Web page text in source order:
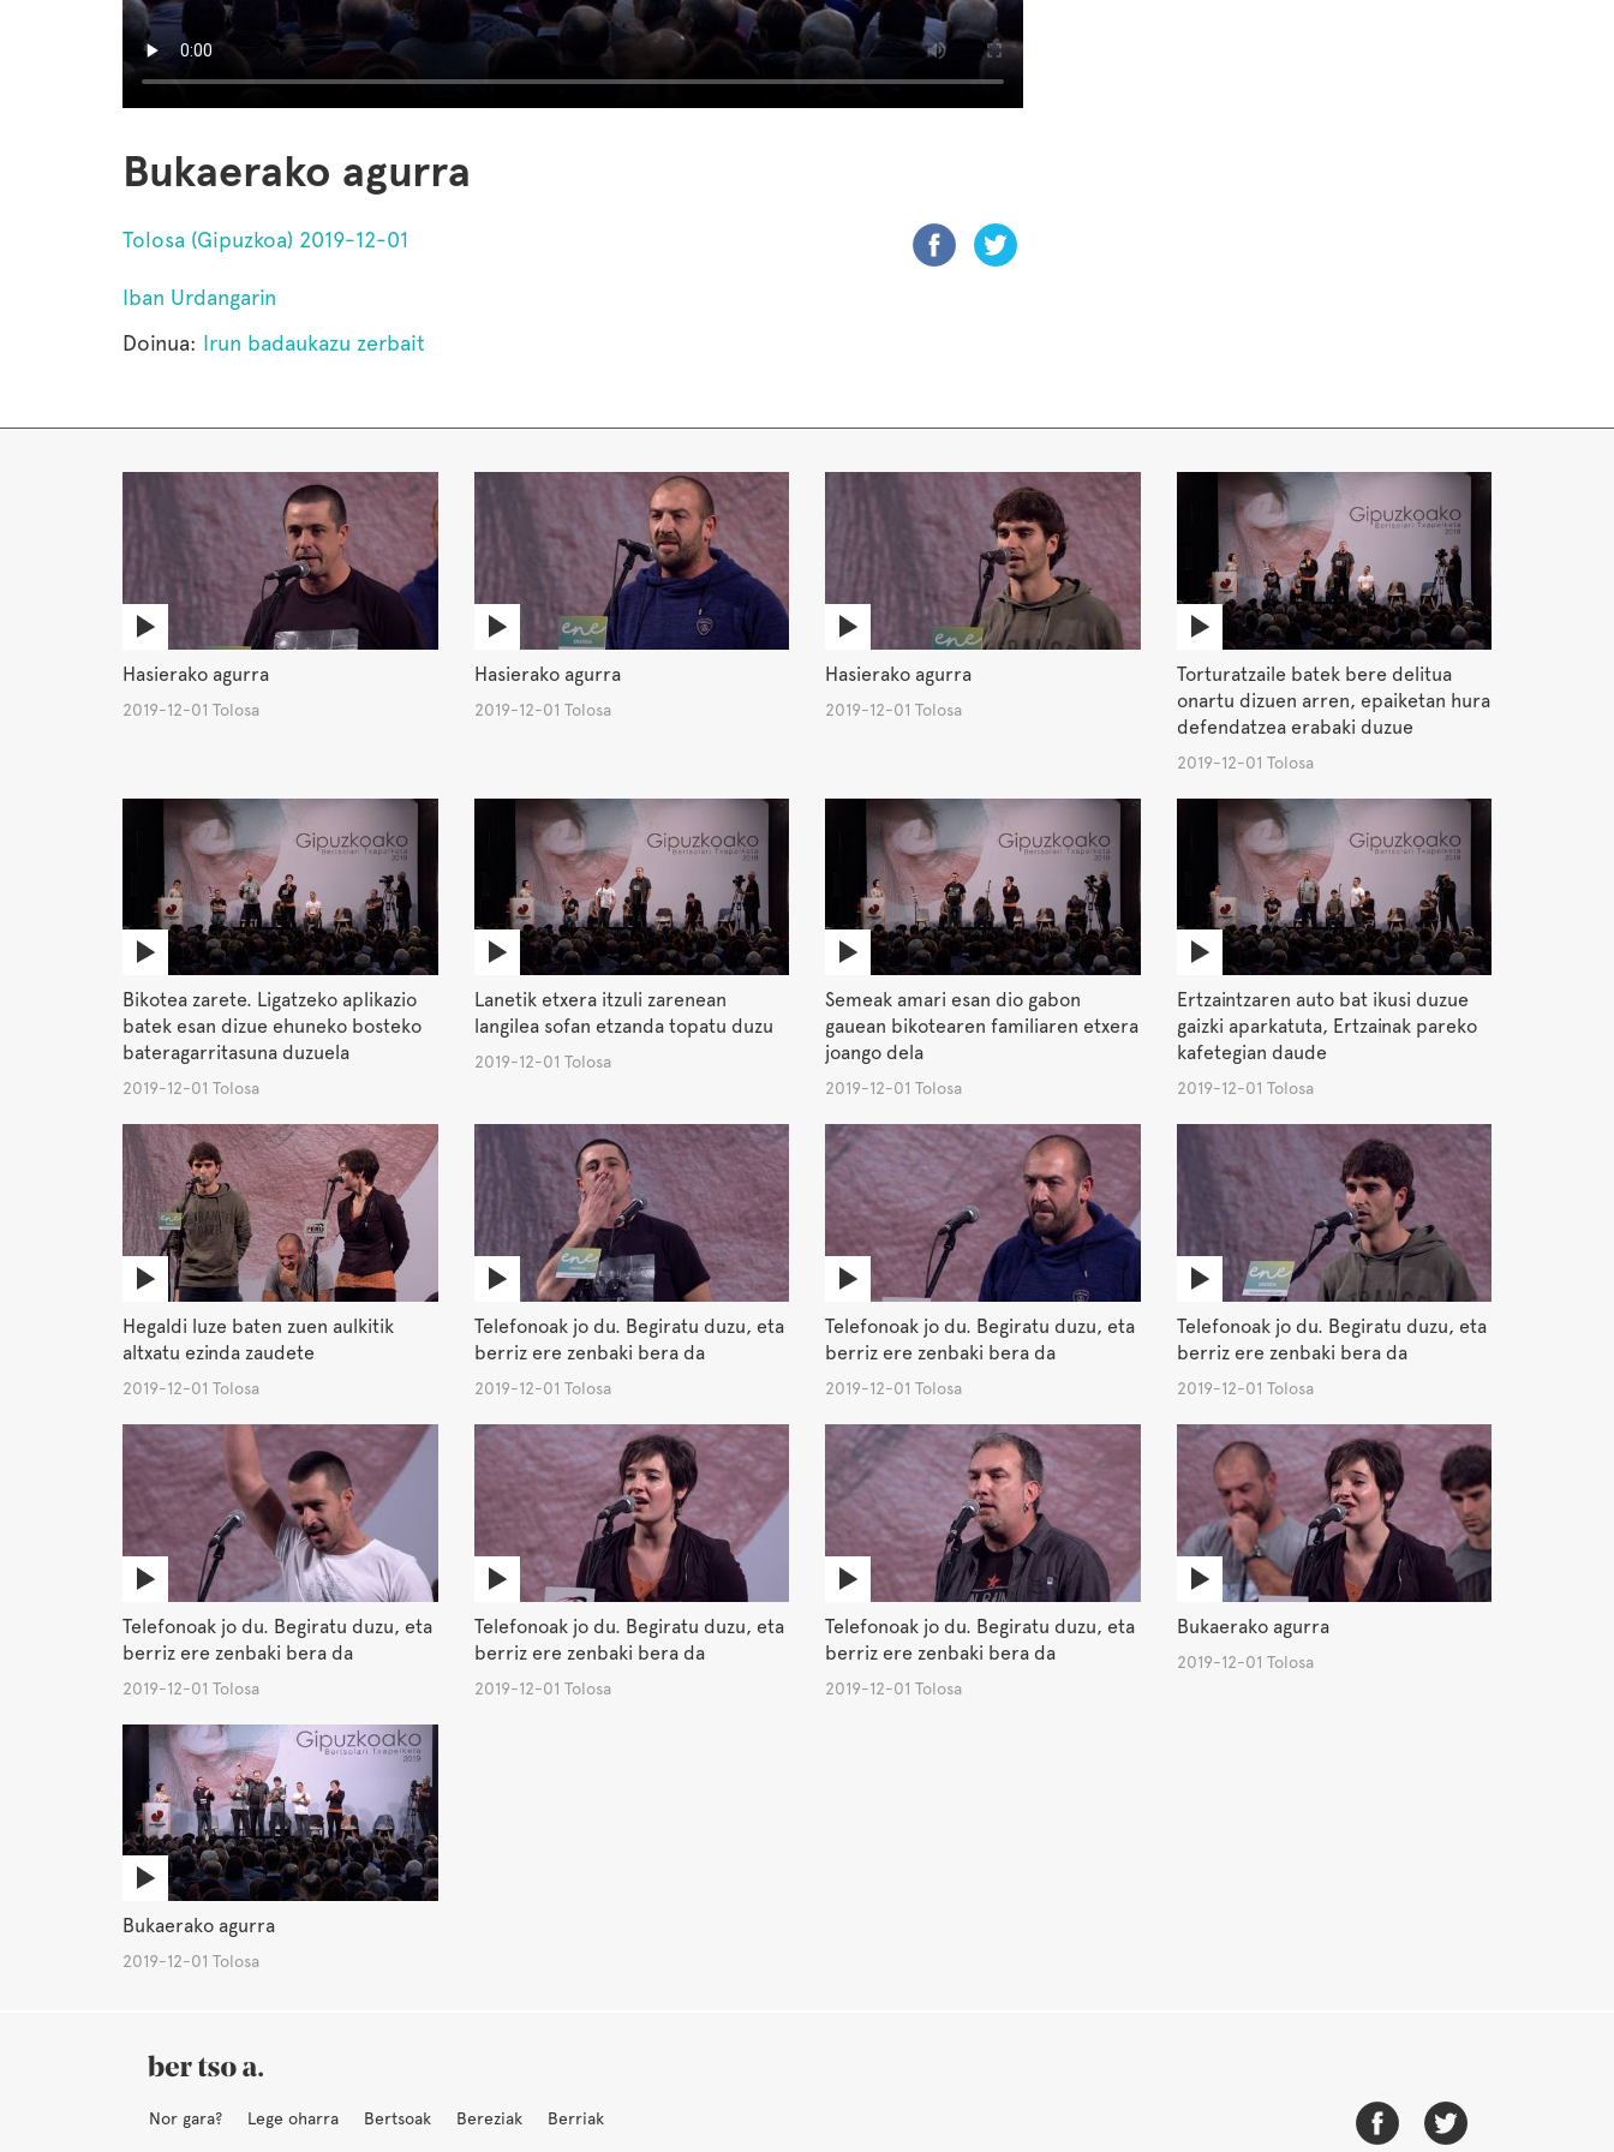
Bukaerako agurra
Tolosa (Gipuzkoa) 2019-12-01
Iban Urdangarin
Doinua: Irun badaukazu zerbait
Hasierako agurra
2019-12-01 Tolosa
Hasierako agurra
2019-12-01 Tolosa
Hasierako agurra
2019-12-01 Tolosa
Torturatzaile batek bere delitua
onartu dizuen arren, epaiketan hura
defendatzea erabaki duzue
2019-12-01 Tolosa
Bikotea zarete. Ligatzeko aplikazio
batek esan dizue ehuneko bosteko
bateragarritasuna duzuela
2019-12-01 Tolosa
Lanetik etxera itzuli zarenean
langilea sofan etzanda topatu duzu
2019-12-01 Tolosa
Semeak amari esan dio gabon
gauean bikotearen familiaren etxera
joango dela
2019-12-01 Tolosa
Ertzaintzaren auto bat ikusi duzue
gaizki aparkatuta, Ertzainak pareko
kafetegian daude
2019-12-01 Tolosa
Hegaldi luze baten zuen aulkitik
altxatu ezinda zaudete
2019-12-01 Tolosa
Telefonoak jo du. Begiratu duzu, eta
berriz ere zenbaki bera da
2019-12-01 Tolosa
Telefonoak jo du. Begiratu duzu, eta
berriz ere zenbaki bera da
2019-12-01 Tolosa
Telefonoak jo du. Begiratu duzu, eta
berriz ere zenbaki bera da
2019-12-01 Tolosa
Telefonoak jo du. Begiratu duzu, eta
berriz ere zenbaki bera da
2019-12-01 Tolosa
Telefonoak jo du. Begiratu duzu, eta
berriz ere zenbaki bera da
2019-12-01 Tolosa
Telefonoak jo du. Begiratu duzu, eta
berriz ere zenbaki bera da
2019-12-01 Tolosa
Bukaerako agurra
2019-12-01 Tolosa
Bukaerako agurra
2019-12-01 Tolosa
Nor gara? Lege oharra Bertsoak Bereziak Berriak